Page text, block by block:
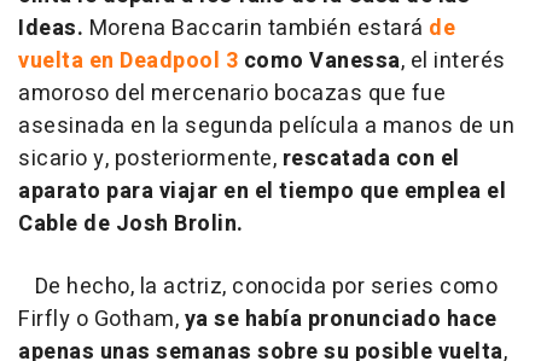
Ideas. Morena Baccarin también estará de
vuelta en Deadpool 3 como Vanessa, el interés
amoroso del mercenario bocazas que fue
asesinada en la segunda película a manos de un
sicario y, posteriormente, rescatada con el
aparato para viajar en el tiempo que emplea el
Cable de Josh Brolin.
De hecho, la actriz, conocida por series como
Firfly o Gotham,ya se había pronunciado hace
apenas unas semanas sobre su posible vuelta,